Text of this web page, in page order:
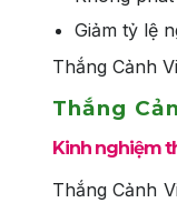
Giảm tỷ lệ
Thắng Cảnh
Thắng
Kinh nghiệm
Thắng Cảnh